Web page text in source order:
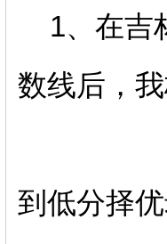
1、在吉
数线后，
到低分择